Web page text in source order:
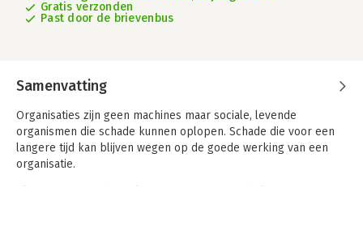
Gratis verzonden
Past door de brievenbus
Samenvatting
Organisaties zijn geen machines maar sociale, levende
organismen die schade kunnen oplopen. Schade die voor een
langere tijd kan blijven wegen op de goede werking van een
organisatie.